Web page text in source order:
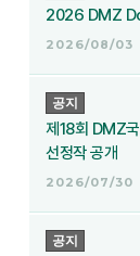
2026 DMZ
2026/08/03
공지
제18회 DMZ
선정작 공개
2026/07/30
공지